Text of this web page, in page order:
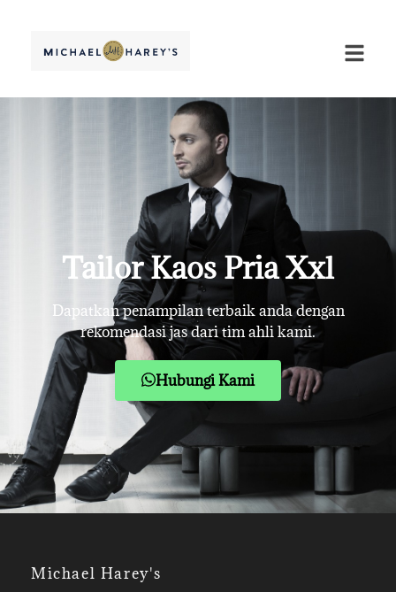
Tailor Kaos Pria Xxl
Dapatkan penampilan terbaik anda dengan
rekomendasi jas dari tim ahli kami.
Hubungi Kami
Michael Harey's